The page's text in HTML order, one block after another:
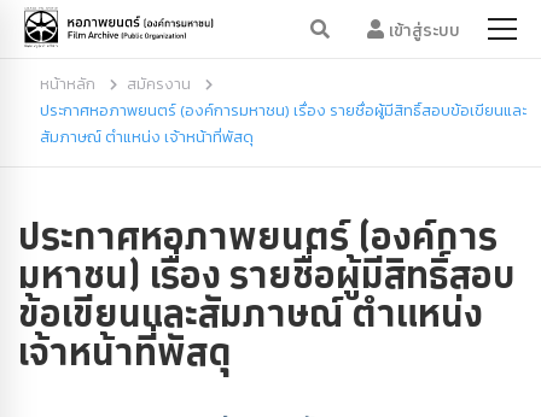
เข้าสู่ระบบ
หน้าหลัก
สมัครงาน
ประกาศหอภาพยนตร์ (องค์การมหาชน) เรื่อง รายชื่อผู้มีสิทธิ์สอบข้อเขียนและ
สัมภาษณ์ ตำแหน่ง เจ้าหน้าที่พัสดุ
ประกาศหอภาพยนตร์ (องค์การ
มหาชน) เรื่อง รายชื่อผู้มีสิทธิ์สอบ
ข้อเขียนและสัมภาษณ์ ตำแหน่ง
เจ้าหน้าที่พัสดุ